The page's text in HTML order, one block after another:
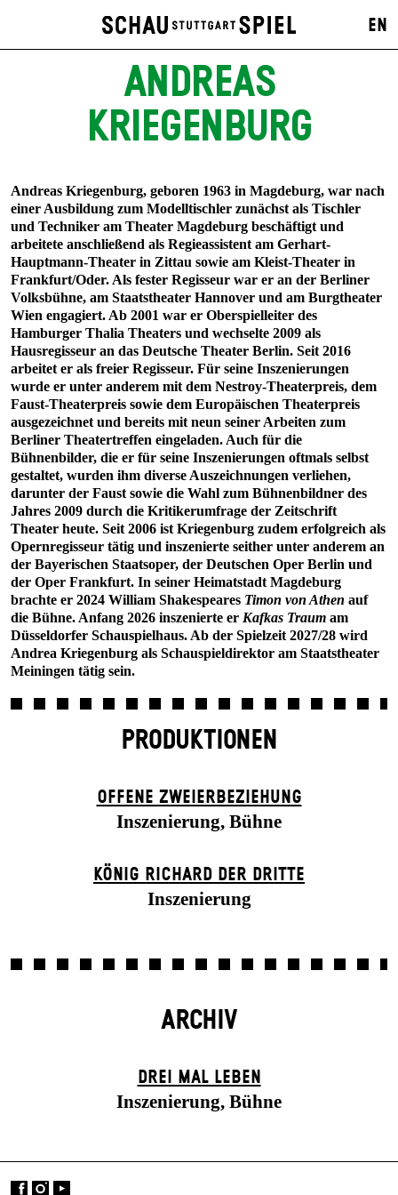
EN
ANDREAS
KRIEGENBURG
Andreas Kriegenburg, geboren 1963 in Magdeburg, war nach
einer Ausbildung zum Modelltischler zunächst als Tischler
und Techniker am Theater Magdeburg beschäftigt und
arbeitete anschließend als Regieassistent am Gerhart-
Hauptmann-Theater in Zittau sowie am Kleist-Theater in
Frankfurt/Oder. Als fester Regisseur war er an der Berliner
Volksbühne, am Staatstheater Hannover und am Burgtheater
Wien engagiert. Ab 2001 war er Oberspielleiter des
Hamburger Thalia Theaters und wechselte 2009 als
Hausregisseur an das Deutsche Theater Berlin. Seit 2016
arbeitet er als freier Regisseur. Für seine Inszenierungen
wurde er unter anderem mit dem Nestroy-Theaterpreis, dem
Faust-Theaterpreis sowie dem Europäischen Theaterpreis
ausgezeichnet und bereits mit neun seiner Arbeiten zum
Berliner Theatertreffen eingeladen. Auch für die
Bühnenbilder, die er für seine Inszenierungen oftmals selbst
gestaltet, wurden ihm diverse Auszeichnungen verliehen,
darunter der Faust sowie die Wahl zum Bühnenbildner des
Jahres 2009 durch die Kritikerumfrage der Zeitschrift
Theater heute. Seit 2006 ist Kriegenburg zudem erfolgreich als
Opernregisseur tätig und inszenierte seither unter anderem an
der Bayerischen Staatsoper, der Deutschen Oper Berlin und
der Oper Frankfurt. In seiner Heimatstadt Magdeburg
brachte er 2024 William Shakespeares Timon von Athen auf
die Bühne. Anfang 2026 inszenierte er Kafkas Traum am
Düsseldorfer Schauspielhaus. Ab der Spielzeit 2027/28 wird
Andrea Kriegenburg als Schauspieldirektor am Staatstheater
Meiningen tätig sein.
PRODUKTIONEN
OFFENE ZWEIER­BEZIEHUNG
Inszenierung, Bühne
KÖNIG RICHARD DER DRITTE
Inszenierung
ARCHIV
DREI MAL LEBEN
Inszenierung, Bühne